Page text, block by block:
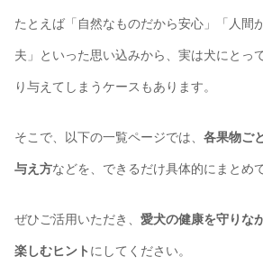
たとえば「自然なものだから安心」「人間
夫」といった思い込みから、実は犬にとっ
り与えてしまうケースもあります。
そこで、以下の一覧ページでは、 各果物ご
与え方などを、できるだけ具体的にまとめ
ぜひご活用いただき、 愛犬の健康を守りな
楽しむヒント にしてください。